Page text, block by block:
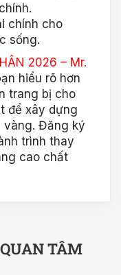
chính cho
sống.
2026 – Mr.
hiểu rõ hơn
trang bị cho
để xây dựng
vàng. Đăng ký
trình thay
cao chất
TÂM